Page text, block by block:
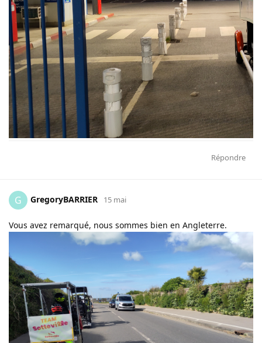
Répondre
G GregoryBARRIER 15 mai
Vous avez remarqué, nous sommes bien en Angleterre.